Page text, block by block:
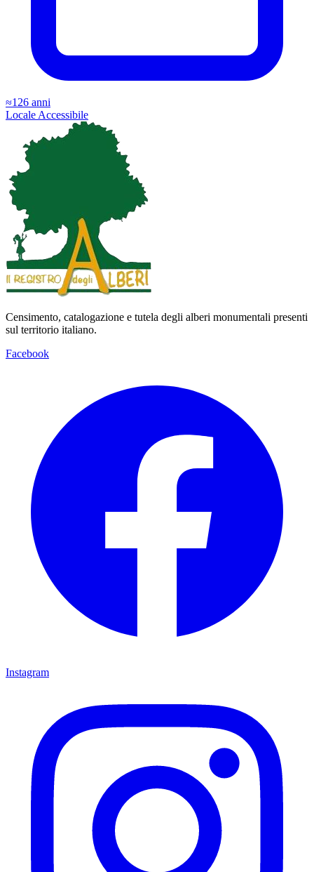
≈126 anni
Locale Accessibile
Censimento, catalogazione e tutela degli alberi monumentali presenti
sul territorio italiano.
Facebook
Instagram